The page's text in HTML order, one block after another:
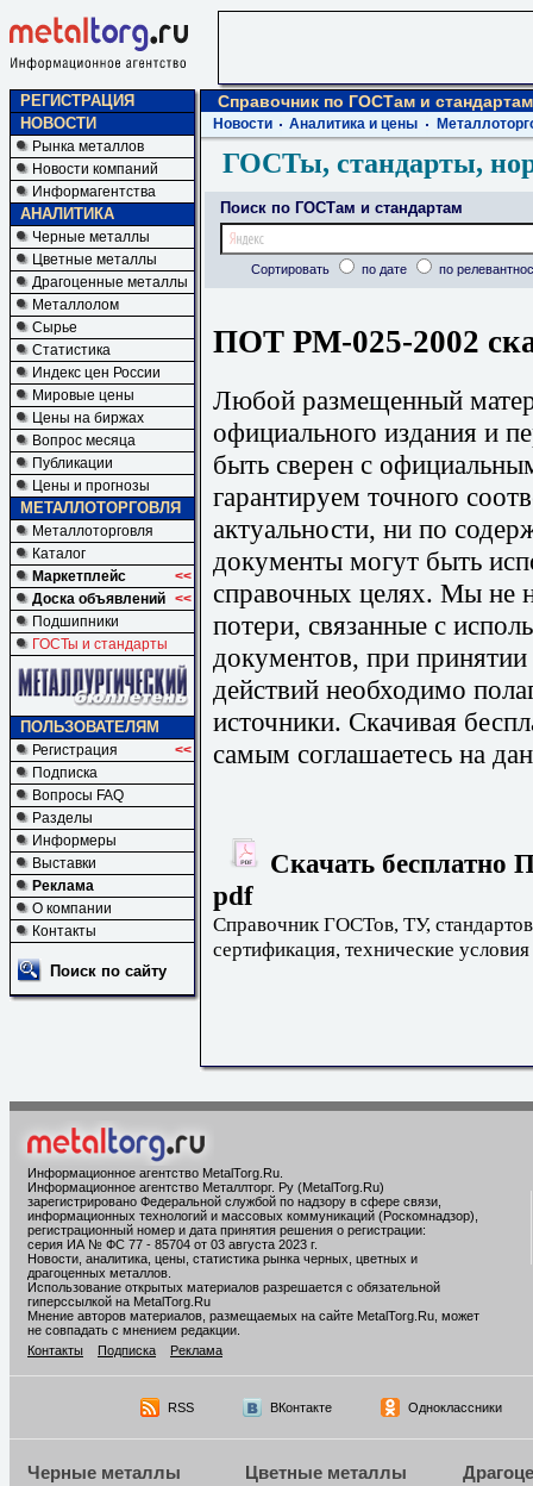
РЕГИСТРАЦИЯ
НОВОСТИ
Рынка металлов
Новости компаний
Информагентства
АНАЛИТИКА
Черные металлы
Цветные металлы
Драгоценные металлы
Металлолом
Сырье
Статистика
Индекс цен России
Мировые цены
Цены на биржах
Вопрос месяца
Публикации
Цены и прогнозы
МЕТАЛЛОТОРГОВЛЯ
Металлоторговля
Каталог
Маркетплейс
<<
Доска объявлений <<
Подшипники
ГОСТы и стандарты
ПОЛЬЗОВАТЕЛЯМ
Регистрация
<<
Подписка
Вопросы FAQ
Разделы
Информеры
Выставки
Реклама
О компании
Контакты
Поиск по сайту
Справочник по ГОСТам и стандартам
Новости Аналитика и цены
ГОСТы, стандарты,
Поиск по ГОСТам и стандартам
Сортировать по дате по
ПОТ РМ-025-2002
Любой размещенный
официального издания и
быть сверен с
гарантируем точного
актуальности, ни по
документы могут быть
справочных целях. Мы не
потери, связанные с
документов, при
действий необходимо
источники. Скачивая
самым соглашаетесь на
Скачать
pdf
Справочник ГОСТов, ТУ,
сертификация, технические условия
Информационное агентство MetalTorg.Ru
Информационное агентство Металлторг. Ру (MetalTorg.Ru)
зарегистрировано Федеральной службой по надзору в сфере связи,
информационных технологий и массовых коммуникаций (Роскомнадзор),
регистрационный номер и дата принятия решения о регистрации:
серия ИА № ФС 77 - 85704 от 03 августа 2023 г.
Новости, аналитика, цены, статистика рынка черных, цветных и
драгоценных металлов.
Использование открытых материалов разрешается с обязательной
гиперссылкой на MetalTorg.Ru
Мнение авторов материалов, размещаемых на сайте MetalTorg.Ru, может
не совпадать с мнением редакции.
Контакты
Подписка Реклама
RSS ВКонтакте Одноклассники
Черные металлы Цветные металлы